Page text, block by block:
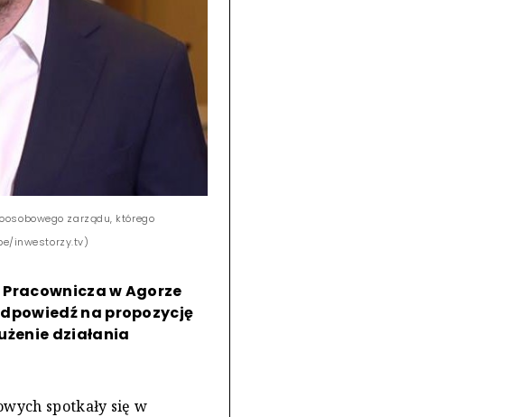
zarządu, którego
inwestorzy.tv)
w Agorze
na propozycję
działania
spotkały się w